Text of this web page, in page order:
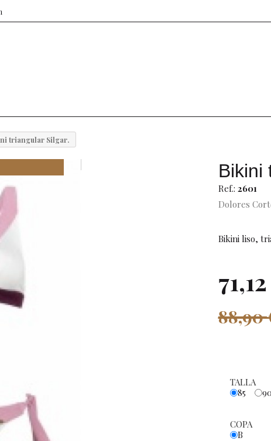
triangular Silgar.
Bikini
Ref.: 2601
Dolores
Bikini liso,
88,90
TALLA
85
90
COPA
B